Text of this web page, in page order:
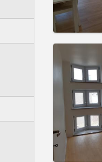
Rent: 390 €
Charges:
Duration: